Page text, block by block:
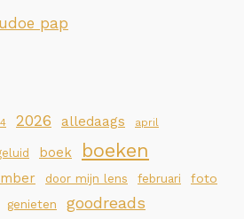
pap
2026 alledaags april
boek boeken
door mijn lens februari foto
genieten goodreads